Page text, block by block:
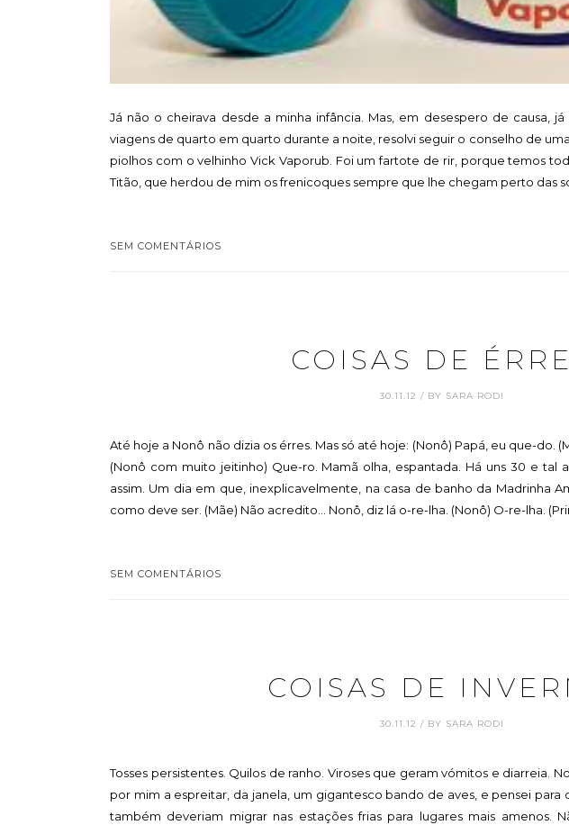
Já não o cheirava desde a minha infância. Mas, em desespero de causa,
viagens de quarto em quarto durante a noite, resolvi seguir o conselho de
piolhos com o velhinho Vick Vaporub. Foi um fartote de rir, porque temos
Titão, que herdou de mim os frenicoques sempre que lhe chegam perto das
SEM COMENTÁRIOS
COISAS DE
30.11.12 / BY SARA RODI
Até hoje a Nonô não dizia os érres. Mas só até hoje: (Nonô) Papá, eu que-do.
(Nonô com muito jeitinho) Que-ro. Mamã olha, espantada. Há uns 30 e tal
assim. Um dia em que, inexplicavelmente, na casa de banho da Madrinha
como deve ser. (Mãe) Não acredito... Nonô, diz lá o-re-lha. (Nonô) O-re-lha.
SEM COMENTÁRIOS
COISAS DE
30.11.12 / BY SARA RODI
Tosses persistentes. Quilos de ranho. Viroses que geram vómitos e diarreia.
por mim a espreitar, da janela, um gigantesco bando de aves, e pensei para
também deveriam migrar nas estações frias para lugares mais amenos.